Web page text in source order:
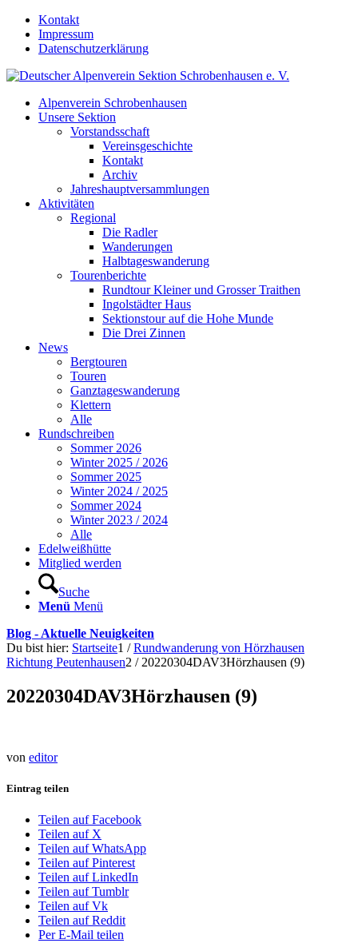
Kontakt
Impressum
Datenschutzerklärung
Alpenverein Schrobenhausen
Unsere Sektion
Vorstandsschaft
Vereinsgeschichte
Kontakt
Archiv
Jahreshauptversammlungen
Aktivitäten
Regional
Die Radler
Wanderungen
Halbtageswanderung
Tourenberichte
Rundtour Kleiner und Grosser Traithen
Ingolstädter Haus
Sektionstour auf die Hohe Munde
Die Drei Zinnen
News
Bergtouren
Touren
Ganztageswanderung
Klettern
Alle
Rundschreiben
Sommer 2026
Winter 2025 / 2026
Sommer 2025
Winter 2024 / 2025
Sommer 2024
Winter 2023 / 2024
Alle
Edelweißhütte
Mitglied werden
Suche
Menü Menü
Blog - Aktuelle Neuigkeiten
Du bist hier: Startseite1 / Rundwanderung von Hörzhausen
Richtung Peutenhausen2 / 20220304DAV3Hörzhausen (9)
20220304DAV3Hörzhausen (9)
von editor
Eintrag teilen
Teilen auf Facebook
Teilen auf X
Teilen auf WhatsApp
Teilen auf Pinterest
Teilen auf LinkedIn
Teilen auf Tumblr
Teilen auf Vk
Teilen auf Reddit
Per E-Mail teilen